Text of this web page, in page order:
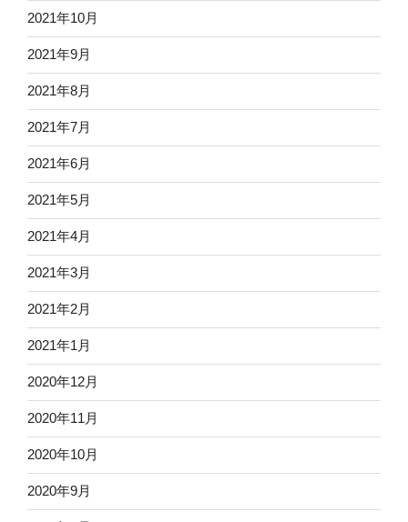
2021年10月
2021年9月
2021年8月
2021年7月
2021年6月
2021年5月
2021年4月
2021年3月
2021年2月
2021年1月
2020年12月
2020年11月
2020年10月
2020年9月